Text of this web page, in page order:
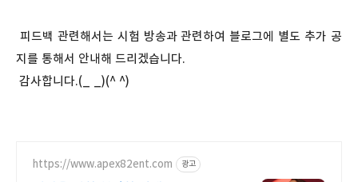
피드백 관련해서는 시험 방송과 관련하여 블로그에 별도 추가 공
지를 통해서 안내해 드리겠습니다.
감사합니다.(_ _)(^ ^)
https://www.apex82ent.com 광고